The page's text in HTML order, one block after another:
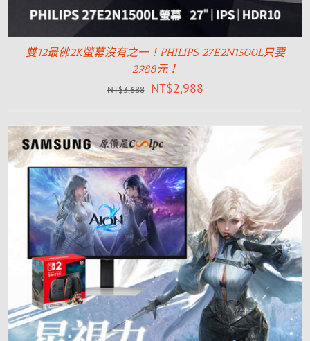
雙12最佛2K螢幕沒有之一！PHILIPS 27E2N1500L只要
2988元！
NT$3,688 NT$2,988